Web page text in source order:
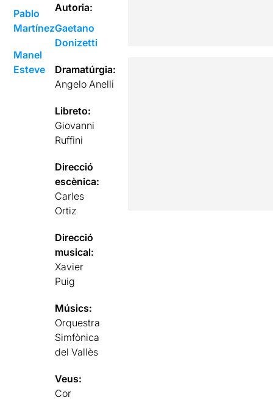
Pablo
Martínez
Manel
Esteve
Autoria:
Gaetano
Donizetti
Dramatúrgia:
Angelo Anelli
Libreto:
Giovanni
Ruffini
Direcció
escènica:
Carles
Ortiz
Direcció
musical:
Xavier
Puig
Músics:
Orquestra
Simfònica
del Vallès
Veus:
Cor